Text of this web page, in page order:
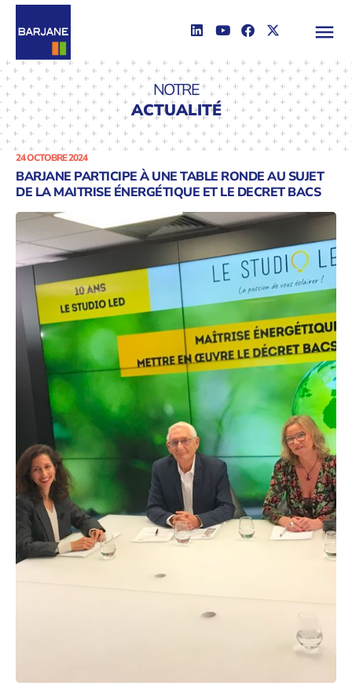
NOTRE
ACTUALITÉ
24 OCTOBRE 2024
BARJANE PARTICIPE À UNE TABLE RONDE AU SUJET
DE LA MAITRISE ÉNERGÉTIQUE ET LE DECRET BACS